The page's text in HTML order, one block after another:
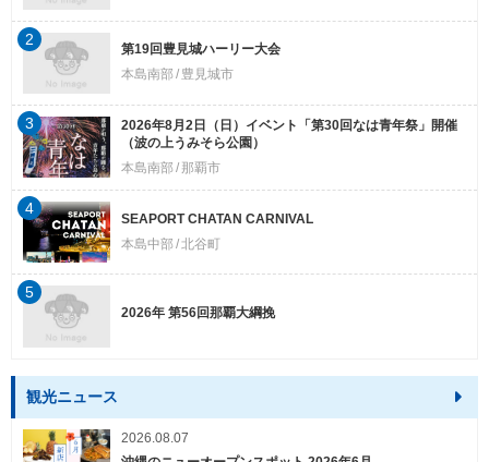
第19回豊見城ハーリー大会
本島南部
豊見城市
2
2026年8月2日（日）イベント「第30回なは青年祭」開催
（波の上うみそら公園）
本島南部
那覇市
3
SEAPORT CHATAN CARNIVAL
本島中部 北谷町
4
2026年 第56回那覇大綱挽
5
観光ニュース
2026.08.07